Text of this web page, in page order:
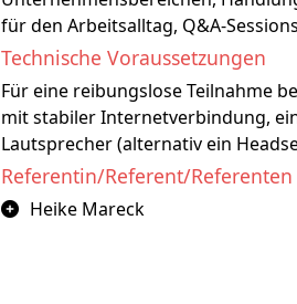
für den Arbeitsalltag, Q&A-Sessions
Technische Voraussetzungen
Für eine reibungslose Teilnahme
mit stabiler Internetverbindung,
Lautsprecher (alternativ ein
Referentin/Referent/Referenten
Heike Mareck